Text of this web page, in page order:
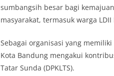
sumbangsih besar bagi
masyarakat, termasuk warga LDII
Sebagai organisasi yang
Kota Bandung mengakui
Tatar Sunda (DPKLTS).